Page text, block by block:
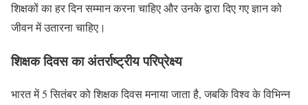
शिक्षकों का हर दिन सम्मान करना चाहिए और उनके द्वारा दिए गए ज्ञान को
जीवन में उतारना चाहिए।
शिक्षक दिवस का अंतर्राष्ट्रीय परिप्रेक्ष्य
भारत में 5 सितंबर को शिक्षक दिवस मनाया जाता है, जबकि विश्व के विभिन्न